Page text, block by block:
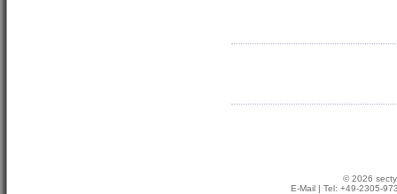
© 2026
E-Mail | Tel: +49-2305-